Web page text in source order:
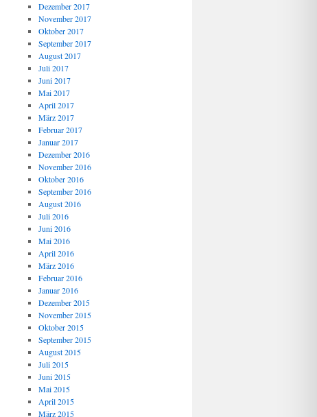
Dezember 2017
November 2017
Oktober 2017
September 2017
August 2017
Juli 2017
Juni 2017
Mai 2017
April 2017
März 2017
Februar 2017
Januar 2017
Dezember 2016
November 2016
Oktober 2016
September 2016
August 2016
Juli 2016
Juni 2016
Mai 2016
April 2016
März 2016
Februar 2016
Januar 2016
Dezember 2015
November 2015
Oktober 2015
September 2015
August 2015
Juli 2015
Juni 2015
Mai 2015
April 2015
März 2015